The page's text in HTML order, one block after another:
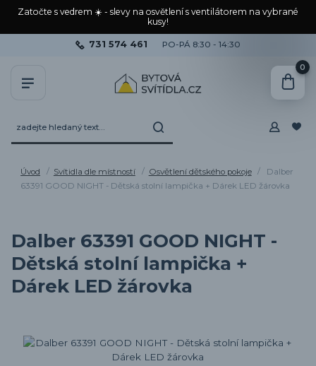
Zatočte s vedrem ☀️ - slevy na osvětlení s ventilátorem na vybrané
kusy!
731 574 461 PO-PÁ 8:30 - 14:30
0
Úvod Svítidla dle místností Osvětlení dětského pokoje
Dalber
63391 GOOD NIGHT - Dětská stolní lampička + Dárek LED žárovka
Dalber 63391 GOOD NIGHT -
Dětská stolní lampička +
Dárek LED žárovka